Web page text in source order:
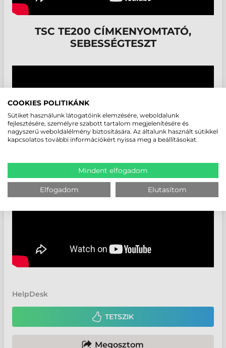
TSC TE200 CÍMKENYOMTATÓ,
SEBESSÉGTESZT
HelpDesk
TETSZIK
Megosztom
COOKIES POLITIKÁNK
Sütiket használunk látogatóink elemzésére, weboldalunk
fejlesztésére, személyre szabott tartalom megjelenítésére és
nagyszerű weboldalélmény biztosítására. Az általunk használt sütikkel
kapcsolatos további információkért nyissa meg a beállításokat.
Mindent elfogadom
Elfogadom Elutasítom